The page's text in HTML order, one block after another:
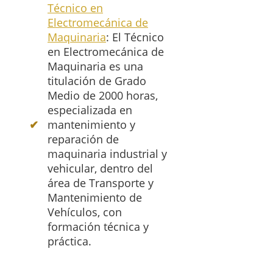
Técnico en
Electromecánica de
Maquinaria: El Técnico
en Electromecánica de
Maquinaria es una
titulación de Grado
Medio de 2000 horas,
especializada en
mantenimiento y
reparación de
maquinaria industrial y
vehicular, dentro del
área de Transporte y
Mantenimiento de
Vehículos, con
formación técnica y
práctica.